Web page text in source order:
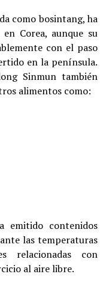
como bosintang, ha
Corea, aunque su
con el paso
en la península.
Sinmun también
alimentos como:
emitido contenidos
las temperaturas
relacionadas con
al aire libre.